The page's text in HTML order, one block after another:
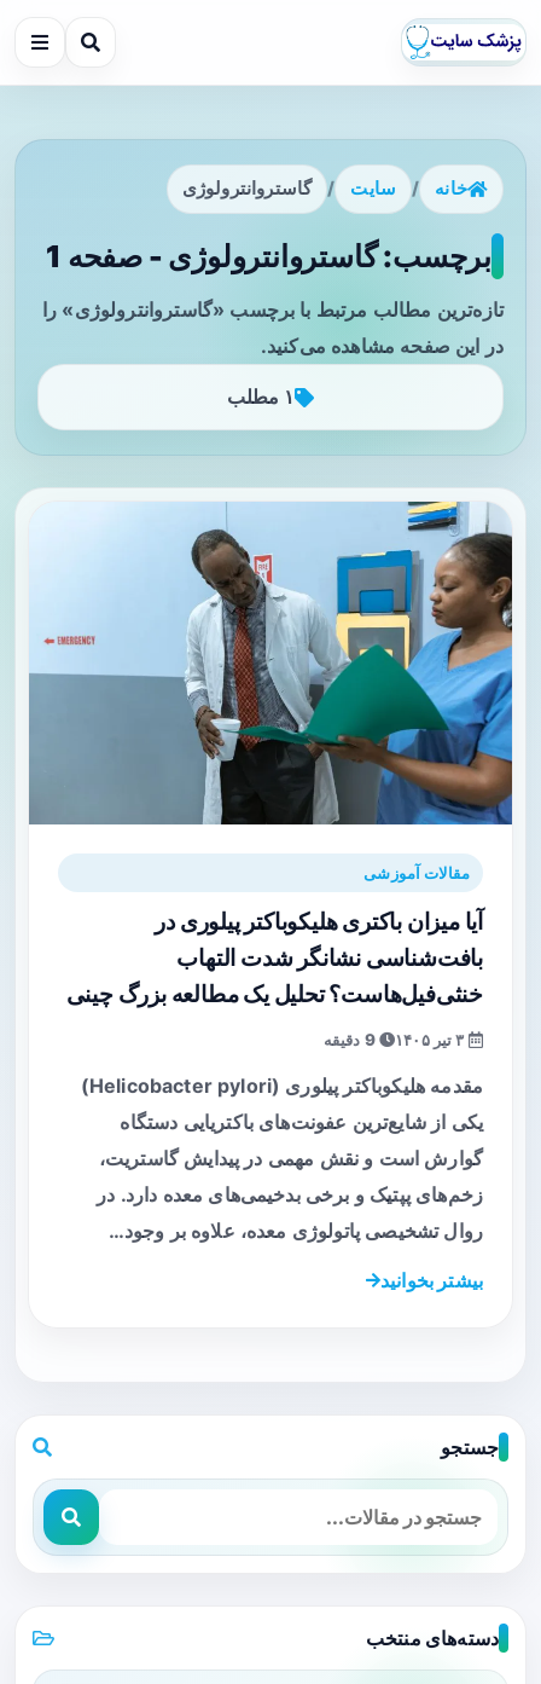
خانه / سایت / گاستروانترولوژی
برچسب: گاستروانترولوژی - صفحه 1
تازه‌ترین مطالب مرتبط با برچسب «گاستروانترولوژی» را
در این صفحه مشاهده می‌کنید.
۱ مطلب
مقالات آموزشی
آیا میزان باکتری هلیکوباکتر پیلوری در
بافت‌شناسی نشانگر شدت التهاب
خنثی‌فیل‌هاست؟ تحلیل یک مطالعه بزرگ چینی
9 دقیقه
مقدمه هلیکوباکتر پیلوری (Helicobacter pylori)
یکی از شایع‌ترین عفونت‌های باکتریایی دستگاه
گوارش است و نقش مهمی در پیدایش گاستریت،
زخم‌های پپتیک و برخی بدخیمی‌های معده دارد. در
روال تشخیصی پاتولوژی معده، علاوه بر وجود…
بیشتر بخوانید
جستجو
دسته‌های منتخب